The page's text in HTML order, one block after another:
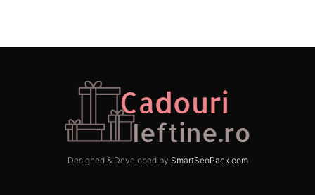
Designed & Developed by SmartSeoPack.com